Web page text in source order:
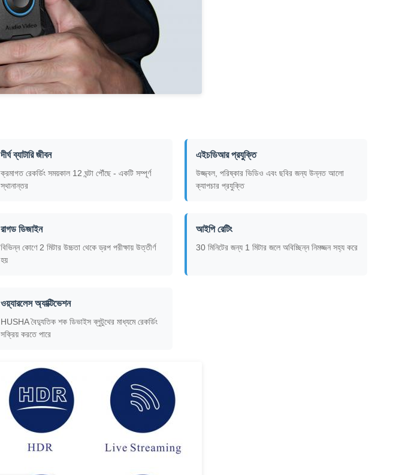
দীর্ঘ ব্যাটারি জীবন
ক্রমাগত রেকর্ডিং সময়কাল 12 ঘন্টা পৌঁছে - একটি সম্পূর্ণ
স্থানান্তর
এইচডিআর প্রযুক্তি
উজ্জ্বল, পরিষ্কার ভিডিও এবং ছবির জন্য উন্নত আলো
ক্যাপচার প্রযুক্তি
রাগড ডিজাইন
বিভিন্ন কোণে 2 মিটার উচ্চতা থেকে ড্রপ পরীক্ষায় উত্তীর্ণ
হয়
আইপি রেটিং
30 মিনিটের জন্য 1 মিটার জলে অবিচ্ছিন্ন নিমজ্জন সহ্য করে
ওয়্যারলেস অ্যাক্টিভেশন
HUSHA বৈদ্যুতিক শক ডিভাইস ব্লুটুথের মাধ্যমে রেকর্ডিং
সক্রিয় করতে পারে